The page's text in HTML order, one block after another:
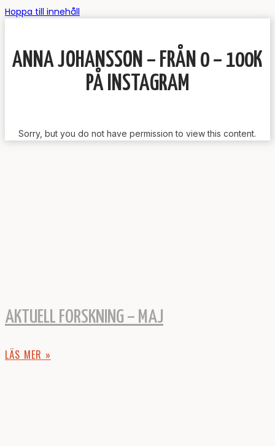
Hoppa till innehåll
ANNA JOHANSSON – FRÅN 0 – 100K
PÅ INSTAGRAM
Sorry, but you do not have permission to view this content.
AKTUELL FORSKNING – MAJ
LÄS MER »